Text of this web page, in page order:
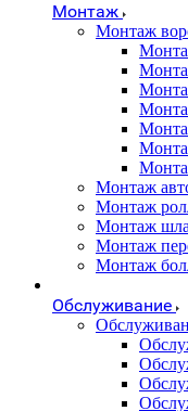
Монтаж
Монтаж
Монтаж
Монтаж
Монтаж
Монтаж
Монтаж
Обслуживание